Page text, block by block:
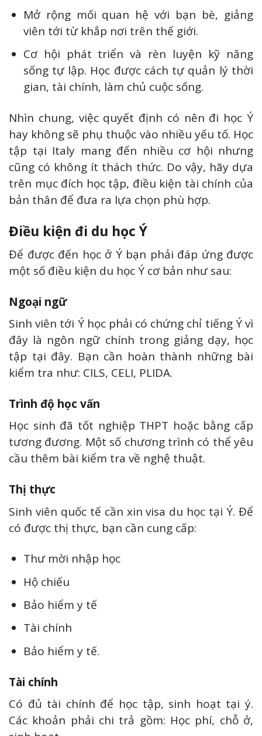
Mở rộng mối quan hệ với bạn bè, giảng
viên tới từ khắp nơi trên thế giới.
Cơ hội phát triển và rèn luyện kỹ năng
sống tự lập. Học được cách tự quản lý thời
gian, tài chính, làm chủ cuộc sống.
Nhìn chung, việc quyết định có nên đi học Ý
hay không sẽ phụ thuộc vào nhiều yếu tố. Học
tập tại Italy mang đến nhiều cơ hội nhưng
cũng có không ít thách thức. Do vậy, hãy dựa
trên mục đích học tập, điều kiện tài chính của
bản thân để đưa ra lựa chọn phù hợp.
Điều kiện đi du học Ý
Để được đến học ở Ý bạn phải đáp ứng được
một số điều kiện du học Ý cơ bản như sau:
Ngoại ngữ
Sinh viên tới Ý học phải có chứng chỉ tiếng Ý vì
đây là ngôn ngữ chính trong giảng dạy, học
tập tại đây. Bạn cần hoàn thành những bài
kiểm tra như: CILS, CELI, PLIDA.
Trình độ học vấn
Học sinh đã tốt nghiệp THPT hoặc bằng cấp
tương đương. Một số chương trình có thể yêu
cầu thêm bài kiểm tra về nghệ thuật.
Thị thực
Sinh viên quốc tế cần xin visa du học tại Ý. Để
có được thị thực, bạn cần cung cấp:
Thư mời nhập học
Hộ chiếu
Bảo hiểm y tế
Tài chính
Bảo hiểm y tế.
Tài chính
Có đủ tài chính để học tập, sinh hoạt tại ý.
Các khoản phải chi trả gồm: Học phí, chỗ ở,